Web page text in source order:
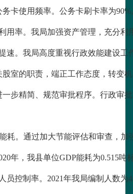
卡使用频率。公务卡刷卡率为90%
用率。我局加强资产管理，充分利
速。我局高度重视行政效能建设
股室的职责，端正工作态度，转变
一步精简、规范审批程序。行政审
耗。通过加大节能评估和审查，
年，我县单位GDP能耗为0.515吨
员控制率。2021年我局编制人数为